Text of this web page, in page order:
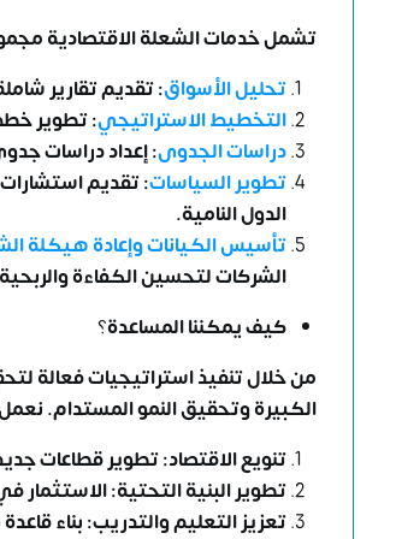
تشمل خدمات الشعلة الاقتصادية
تحليل الأسواق: تقديم تقارير
التخطيط الاستراتيجي: تطوير
دراسات الجدوى: إعداد دراسات
تطوير السياسات: تقديم
الدول النامية.
تأسيس الكياناتوإعادة هيكلة
الشركات لتحسين الكفاءة
كيف يمكننا المساعدة؟
من خلال تنفيذ استراتيجيات فعالة
الكبيرة وتحقيق النمو المستدام.
تنويع الاقتصاد: تطوير قطاعات
تطوير البنية التحتية: الاستثمار
تعزيز التعليم والتدريب: بناء